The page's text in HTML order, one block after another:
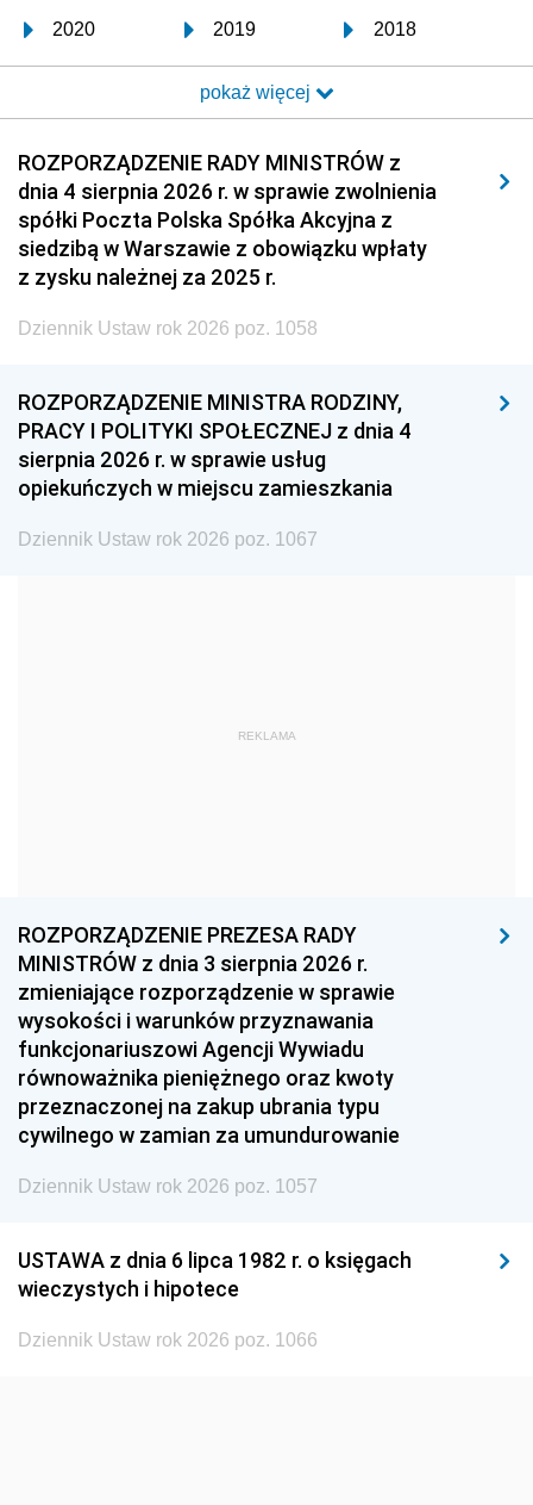
2020 2019 2018
2017 2016 2015
2014 2013 2012
2011 2010 2009
2008 2007 2006
2005 2004 2003
2002 2001
1999 1998
1993 1992 1991
1990 1989
1987 1986 1985
1984 1983
1957 1956
1954 1953
1951 1950
1948 1947
1945 1944 1939
1938 1937 1936
1935 1934
1929 1928 1927
pokaż więcej
ROZPORZĄDZENIE RADY MINISTRÓW z
dnia 4 sierpnia 2026 r. w sprawie zwolnienia
spółki Poczta Polska Spółka Akcyjna z
siedzibą w Warszawie z obowiązku wpłaty
z zysku należnej za 2025 r.
Dziennik Ustaw rok 2026 poz. 1058
ROZPORZĄDZENIE MINISTRA RODZINY,
PRACY I POLITYKI SPOŁECZNEJ z dnia 4
sierpnia 2026 r. w sprawie usług
opiekuńczych w miejscu zamieszkania
Dziennik Ustaw rok 2026 poz. 1067
REKLAMA
ROZPORZĄDZENIE PREZESA RADY
MINISTRÓW z dnia 3 sierpnia 2026 r.
zmieniające rozporządzenie w sprawie
wysokości i warunków przyznawania
funkcjonariuszowi Agencji Wywiadu
równoważnika pieniężnego oraz kwoty
przeznaczonej na zakup ubrania typu
cywilnego w zamian za umundurowanie
Dziennik Ustaw rok 2026 poz. 1057
USTAWA z dnia 6 lipca 1982 r. o księgach
wieczystych i hipotece
Dziennik Ustaw rok 2026 poz. 1066